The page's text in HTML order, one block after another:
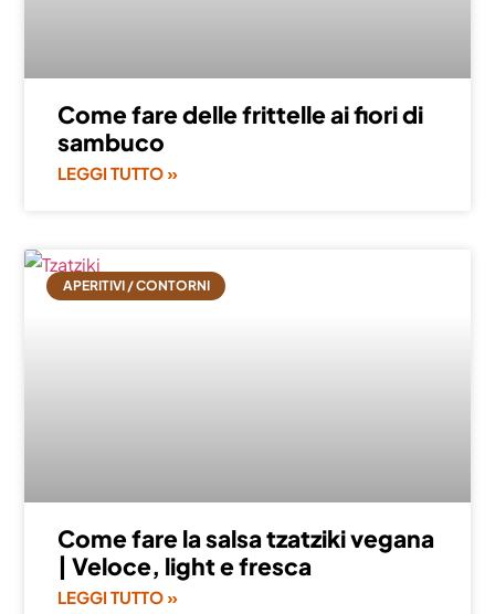
Come fare delle frittelle ai fiori di
sambuco
LEGGI TUTTO »
APERITIVI / CONTORNI
Come fare la salsa tzatziki vegana
| Veloce, light e fresca
LEGGI TUTTO »